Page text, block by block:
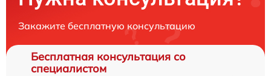
Закажите бесплатную консультацию
Бесплатная консультация со
специалистом